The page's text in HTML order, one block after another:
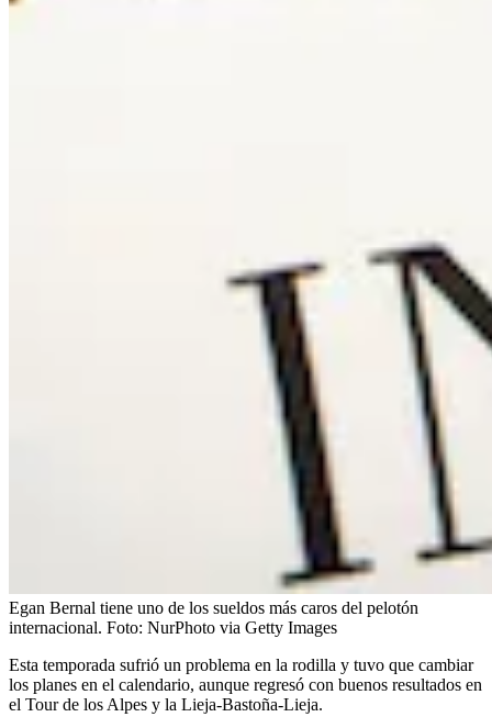
Egan Bernal tiene uno de los sueldos más caros del pelotón
internacional. Foto: NurPhoto via Getty Images
Esta temporada sufrió un problema en la rodilla y tuvo que cambiar
los planes en el calendario, aunque regresó con buenos resultados en
el Tour de los Alpes y la Lieja-Bastoña-Lieja.